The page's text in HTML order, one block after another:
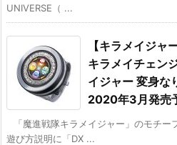
UNIVERSE（ ...
【キラメイジャ
キラメイチェン
イジャー 変身な
2020年3月発売
「魔進戦隊キラメイジャー」のモチー
遊び方説明に「DX ...